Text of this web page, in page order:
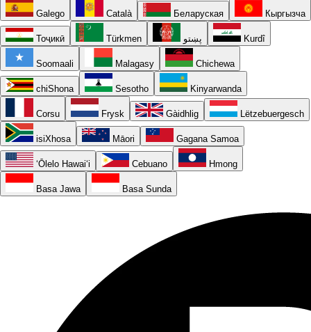
Galego Català Беларуская Кыргызча
Тоҷикӣ Türkmen پښتو Kurdî
Soomaali Malagasy Chichewa
chiShona Sesotho Kinyarwanda
Corsu Frysk Gàidhlig Lëtzebuergesch
isiXhosa Māori Gagana Samoa
ʻŌlelo Hawaiʻi Cebuano Hmong
Basa Jawa Basa Sunda